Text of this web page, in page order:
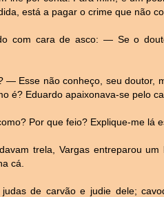
está a pagar o crime que não
com cara de asco: — Se o
Esse não conheço, seu doutor,
é? Eduardo apaixonava-se pelo
Por que feio? Explique-me lá
trela, Vargas entreparou
cá.
de carvão e judie dele;